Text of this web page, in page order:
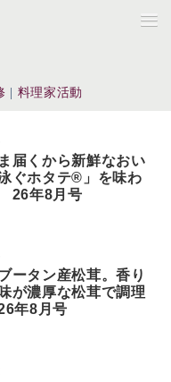
| 料理家活動
届くから新鮮なおい
ぐホタテ®」を味わ
26年8月号
ータン産松茸。香り
が濃厚な松茸で調理
年8月号